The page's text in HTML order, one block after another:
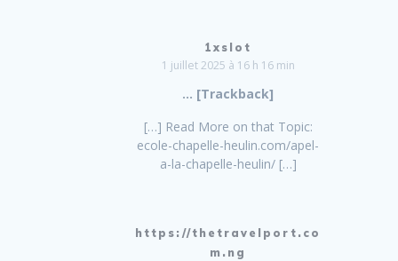
1xslot
1 juillet 2025 à 16 h 16 min
… [Trackback]
[…] Read More on that Topic:
ecole-chapelle-heulin.com/apel-
a-la-chapelle-heulin/ […]
https://thetravelport.co
m.ng